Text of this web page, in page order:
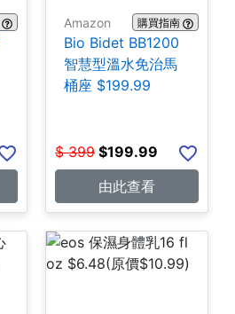
Amazon 購買指南
Bio Bidet BB1200
智慧型溫水免治馬
桶座 $199.99
$ 399 $199.99
由此查看